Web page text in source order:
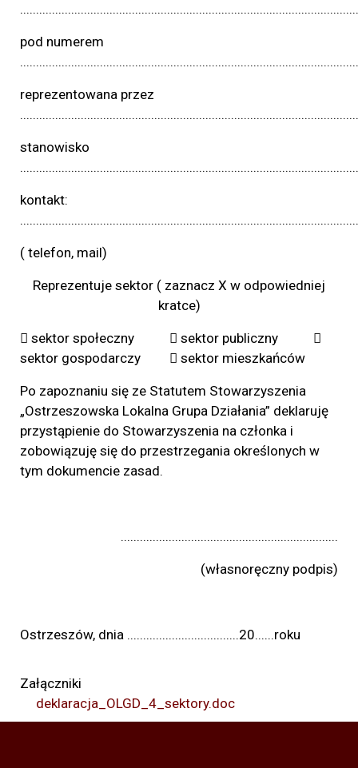
pod numerem
reprezentowana przez
stanowisko
kontakt:
( telefon, mail)
Reprezentuje sektor ( zaznacz X w odpowiedniej
kratce)
 sektor społeczny ⁪  sektor publiczny 
sektor gospodarczy  sektor mieszkańców
Po zapoznaniu się ze Statutem Stowarzyszenia
„Ostrzeszowska Lokalna Grupa Działania” deklaruję
przystąpienie do Stowarzyszenia na członka i
zobowiązuję się do przestrzegania określonych w
tym dokumencie zasad.
....................................................................
(własnoręczny podpis)
Ostrzeszów, dnia ...................................20......roku
Załączniki
deklaracja_OLGD_4_sektory.doc